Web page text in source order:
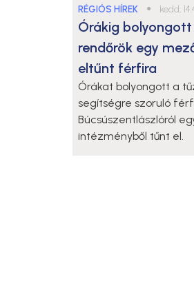
RÉGIÓS HÍREK ● kedd,
Órákig
rendőrök egy
eltűnt férfira
Órákat bolyongott a
segítségre szoruló
Búcsúszentlászlóról
intézményből tűnt el.